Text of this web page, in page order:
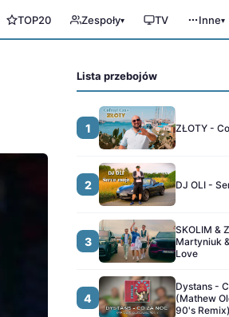
TOP20 Zespoły▾ TV Inne▾
Lista przebojów
1 ZŁOTY -
2 DJ OLI -
3
SKOLIM &
Martyniuk
Love
4
Dystans -
(Mathew
90's Remix)